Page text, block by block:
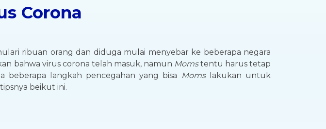
Corona
ribuan orang dan diduga mulai menyebar ke beberapa negara
bahwa virus corona telah masuk, namun Momstentu harus tetap
langkah pencegahan yang bisa
Momslakukan untuk
beikut ini.